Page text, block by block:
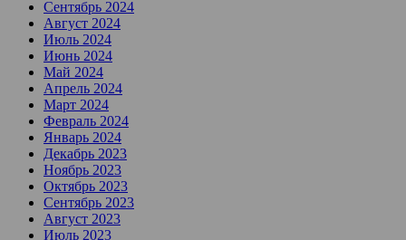
Сентябрь 2024
Август 2024
Июль 2024
Июнь 2024
Май 2024
Апрель 2024
Март 2024
Февраль 2024
Январь 2024
Декабрь 2023
Ноябрь 2023
Октябрь 2023
Сентябрь 2023
Август 2023
Июль 2023